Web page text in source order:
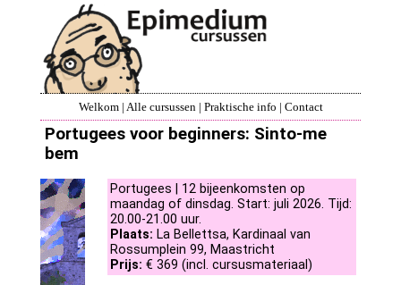
Welkom| Alle cursussen | Praktische info | Contact
Portugees voor beginners: Sinto-me
bem
Portugees | 12 bijeenkomsten op
maandag of dinsdag. Start: juli 2026. Tijd:
20.00-21.00 uur.
Plaats: La Bellettsa, Kardinaal van
Rossumplein 99, Maastricht
Prijs: € 369 (incl. cursusmateriaal)